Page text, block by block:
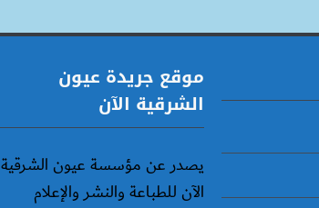
موقع جريدة عيون
الشرقية الآن
يصدر عن مؤسسة عيون الشرقية
الآن للطباعة والنشر والإعلام